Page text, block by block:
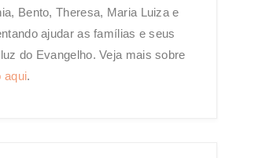
Bento, Theresa, Maria Luiza e
ajudar as famílias e seus
do Evangelho. Veja mais sobre
aqui.